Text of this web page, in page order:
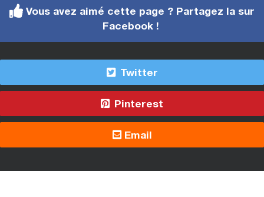
Vous avez aimé cette page ? Partagez la sur
Facebook !
Twitter
Pinterest
Email